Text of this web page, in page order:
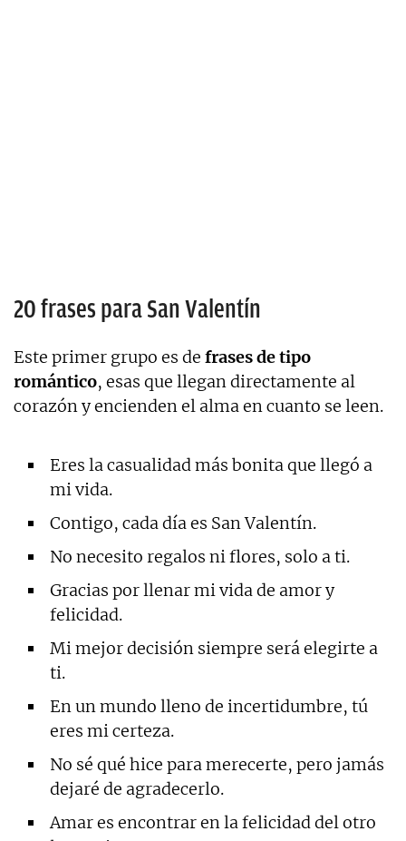
20 frases para San Valentín
Este primer grupo es de frases de tipo
romántico, esas que llegan directamente al
corazón y encienden el alma en cuanto se leen.
Eres la casualidad más bonita que llegó a
mi vida.
Contigo, cada día es San Valentín.
No necesito regalos ni flores, solo a ti.
Gracias por llenar mi vida de amor y
felicidad.
Mi mejor decisión siempre será elegirte a
ti.
En un mundo lleno de incertidumbre, tú
eres mi certeza.
No sé qué hice para merecerte, pero jamás
dejaré de agradecerlo.
Amar es encontrar en la felicidad del otro